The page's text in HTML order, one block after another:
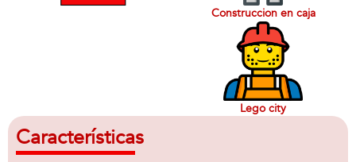
Construccion en caja
Lego city
Características